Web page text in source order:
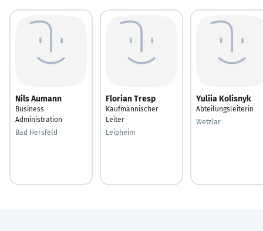
Nils Aumann
Business
Administration
Bad Hersfeld
Florian Tresp
Kaufmännischer
Leiter
Leipheim
Yuliia Kolisnyk
Abteilungsleiterin
Wetzlar